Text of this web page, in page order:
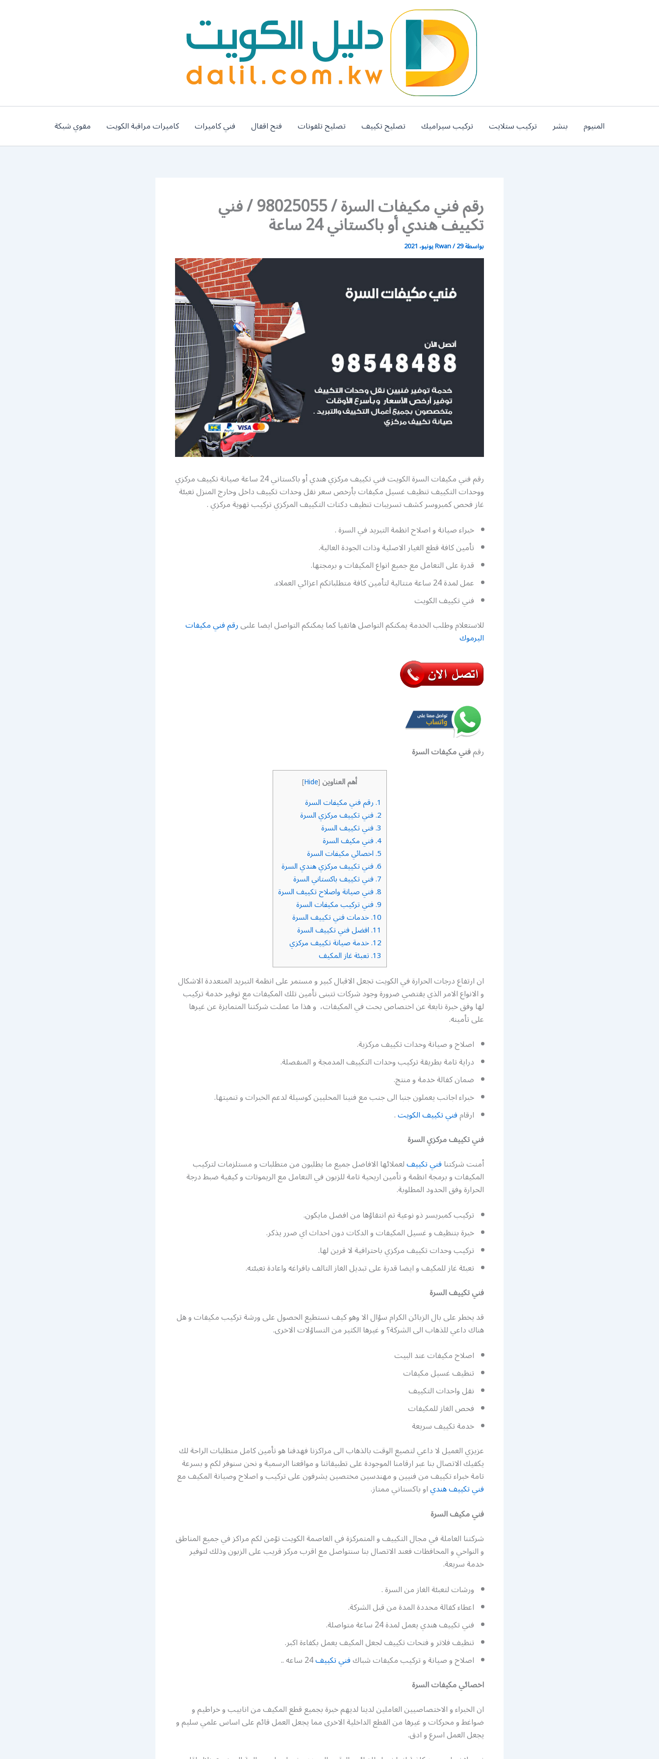
المنيوم بنشر تركيب ستلايت تركيب سيراميك تصليح تكييف تصليح تلفونات فتح اقفال فني كاميرات كاميرات مراقبة الكويت مقوي شبكة
رقم فني مكيفات السرة / 98025055 / فني
تكييف هندي أو باكستاني 24 ساعة
بواسطة Rwan/29 يونيو، 2021
رقم فني مكيفات السرة الكويت فني تكييف مركزي هندي أو باكستاني 24 ساعة صيانة تكييف مركزي
ووحدات التكييف تنظيف غسيل مكيفات بأرخص سعر نقل وحدات تكييف داخل وخارج المنزل تعبئة
غاز فحص كمبروسر كشف تسريبات تنظيف دكتات التكييف المركزي تركيب تهوية مركزي .
خبراء صيانة و اصلاح انظمة التبريد في السرة .
تأمين كافة قطع الغيار الاصلية وذات الجودة العالية.
قدرة على التعامل مع جميع انواع المكيفات و برمجتها.
عمل لمدة 24 ساعة متتالية لتأمين كافة متطلباتكم اعزائي العملاء.
فني تكييف الكويت
للاستعلام وطلب الخدمة يمكنكم التواصل هاتفيا كما يمكنكم التواصل ايضا علىىرقم فني مكيفات
اليرموك
رقمفني مكيفات السرة
أهم العناوين [
Hide
]
1. رقم فني مكيفات السرة
2. فني تكييف مركزي السرة
3. فني تكييف السرة
4. فني مكيف السرة
5. اخصائي مكيفات السرة
6. فني تكييف مركزي هندي السرة
7. فني تكييف باكستاني السرة
8. فني صيانة واصلاح تكييف السرة
9. فني تركيب مكيفات السرة
10. خدمات فني تكييف السرة
11. افضل فني تكييف السرة
12. خدمة صيانة تكييف مركزي
13. تعبئة غاز المكيف
ان ارتفاع درجات الحرارة في الكويت تجعل الاقبال كبير و مستمر على انظمة التبريد المتعددة الاشكال
و الانواع الامر الذي يقتضي ضرورة وجود شركات تتبنى تأمين تلك المكيفات مع توفير خدمة تركيب
لها وفق خبرة نابعة عن اختصاص بحت في المكيفات، و هذا ما عملت شركتنا المتمايزة عن غيرها
على تأمينه.
اصلاح و صيانة وحدات تكييف مركزية.
دراية تامة بطريقة تركيب وحدات التكييف المدمجة و المنفصلة.
ضمان كفالة خدمة و منتج.
خبراء اجانب يعملون جنبا الى جنب مع فنينا المحليين كوسيلة لدعم الخبرات و تنميتها.
ارقامفني تكييف الكويت.
فني تكييف مركزي السرة
أمنت شركتنافني تكييفلعملائها الافاضل جميع ما يطلبون من متطلبات و مستلزمات لتركيب
المكيفات و برمجة انظمة و تأمين اريحية تامة للزبون في التعامل مع الريموتات و كيفية ضبط درجة
الحرارة وفق الحدود المطلوبة.
تركيب كمبريسر ذو نوعية تم انتقاؤها من افضل مايكون.
خبرة بتنظيف و غسيل المكيفات و الدكات دون احداث اي ضرر يذكر.
تركيب وحدات تكييف مركزي باحترافية لا قرين لها.
تعبئة غاز للمكيف و ايضا قدرة على تبديل الغاز التالف بافراغه واعادة تعبئته.
فني تكييف السرة
قد يخطر على بال الزبائن الكرام سؤال الا وهو كيف نستطيع الحصول على ورشة تركيب مكيفات و هل
هناك داعي للذهاب الى الشركة؟ و غيرها الكثير من التساؤلات الاخرى.
اصلاح مكيفات عند البيت
تنظيف غسيل مكيفات
نقل واحدات التكييف
فحص الغاز للمكيفات
خدمة تكييف سريعة
عزيزي العميل لا داعي لتضيع الوقت بالذهاب الى مراكزنا فهدفنا هو تأمين كامل متطلبات الراحة لك
يكفيك الاتصال بنا عبر ارقامنا الموجودة على تطبيقاتنا و مواقعنا الرسمية و نحن سنوفر لكم و بسرعة
تامة خبراء تكييف من فنيين و مهندسين مختصين يشرفون على تركيب و اصلاح وصيانة المكيف مع
فني تكييف هندياو باكستاني ممتاز.
فني مكيف السرة
شركتنا العاملة في مجال التكييف و المتمركزة في العاصمة الكويت تؤمن لكم مراكز في جميع المناطق
و النواحي و المحافظات فعند الاتصال بنا سنتواصل مع اقرب مركز قريب على الزبون وذلك لتوفير
خدمة سريعة.
ورشات لتعبئة الغاز من السرة .
اعطاء كفالة محددة المدة من قبل الشركة.
فني تكييف هندي يعمل لمدة 24 ساعة متواصلة.
تنظيف فلاتر و فتحات تكييف لجعل المكيف يعمل بكفاءة اكبر.
اصلاح و صيانة و تركيب مكيفات شباكفني تكييف
اخصائي مكيفات السرة
ان الخبراء و الاختصاصيين العاملين لدينا لديهم خبرة بجميع قطع المكيف من انابيب و خراطيم و
ضواغط و محركات و غيرها من القطع الداخلية الاخرى مما يجعل العمل قائم على اساس علمي سليم و
يجعل العمل اسرع و ادق.